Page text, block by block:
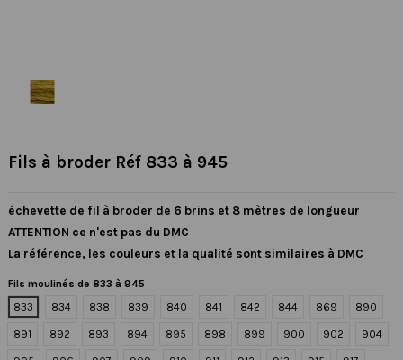
Fils à broder Réf 833 à 945
échevette de fil à broder de 6 brins et 8 mètres de longueur
ATTENTION ce n'est pas du DMC
La référence, les couleurs et la qualité sont similaires à DMC
Fils moulinés de 833 à 945
833
834 838 839 840 841 842 844 869 890
891 892 893 894 895 898 899 900 902 904